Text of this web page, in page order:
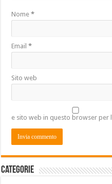
Nome*
Email*
Sito web
e sito web in questo browser per
Categorie